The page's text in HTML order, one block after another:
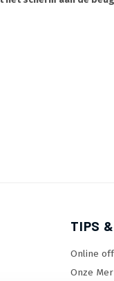
TIPS
Online
Onze